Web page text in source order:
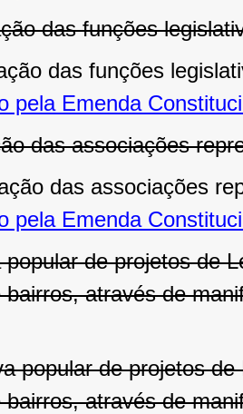
das funções
das funções
pela Emenda
das associações
das associações
pela Emenda
popular de projetos de
bairros, através de
popular de projetos
bairros, através de